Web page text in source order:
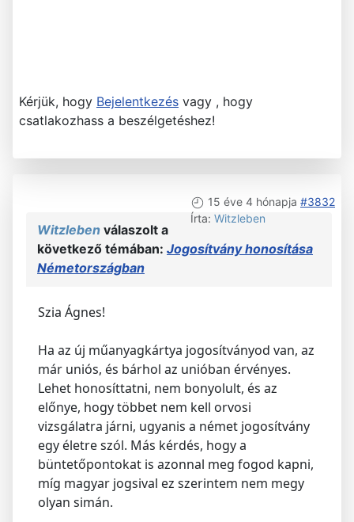
Kérjük, hogy Bejelentkezés vagy , hogy
csatlakozhass a beszélgetéshez!
15 éve 4 hónapja #3832
Írta: Witzleben
Witzleben válaszolt a
következő témában: Jogosítvány honosítása
Németországban
Szia Ágnes!
Ha az új műanyagkártya jogosítványod van, az
már uniós, és bárhol az unióban érvényes.
Lehet honosíttatni, nem bonyolult, és az
előnye, hogy többet nem kell orvosi
vizsgálatra járni, ugyanis a német jogosítvány
egy életre szól. Más kérdés, hogy a
büntetőpontokat is azonnal meg fogod kapni,
míg magyar jogsival ez szerintem nem megy
olyan simán.